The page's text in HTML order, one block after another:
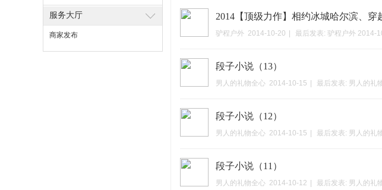
服务大厅
商家发布
2014【顶级力作】相约冰城哈尔滨、
驴程户外 2014-10-20 最后发表: 驴程户外 2014-
段子小说（13）
男人的礼物全心 2014-10-15 最后发表: 男人的礼
段子小说（12）
男人的礼物全心 2014-10-15 最后发表: 男人的礼
段子小说（11）
男人的礼物全心 2014-10-12 最后发表: 男人的礼